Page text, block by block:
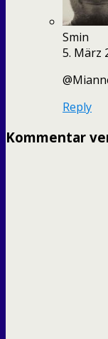
Smin
5. März
Reply
Kommentar